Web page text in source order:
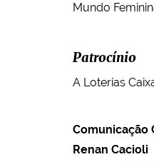
Mundo
Patrocínio
A Loterias
Comunicação
Renan Cacioli